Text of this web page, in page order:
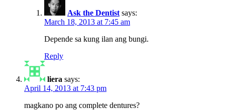
Ask the Dentist says:
March 18, 2013 at 7:45 am
Depende sa kung ilan ang bungi.
Reply
liera says:
April 14, 2013 at 7:43 pm
magkano po ang complete dentures?